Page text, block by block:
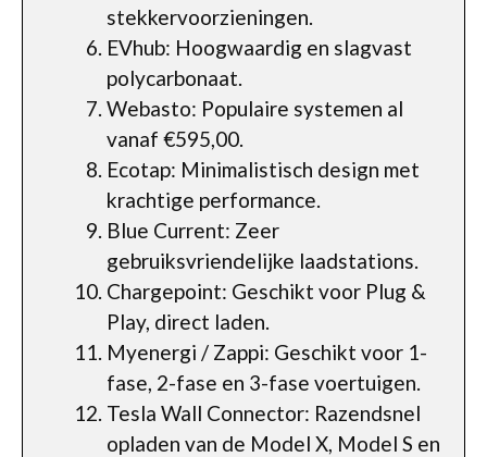
stekkervoorzieningen.
EVhub: Hoogwaardig en slagvast
polycarbonaat.
Webasto: Populaire systemen al
vanaf €595,00.
Ecotap: Minimalistisch design met
krachtige performance.
Blue Current: Zeer
gebruiksvriendelijke laadstations.
Chargepoint: Geschikt voor Plug &
Play, direct laden.
Myenergi / Zappi: Geschikt voor 1-
fase, 2-fase en 3-fase voertuigen.
Tesla Wall Connector: Razendsnel
opladen van de Model X, Model S en